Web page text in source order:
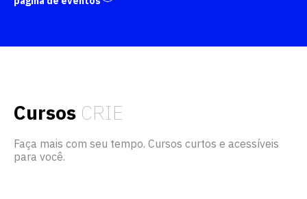
Cursos CRIE
Faça mais com seu tempo. Cursos curtos e acessíveis
para você.